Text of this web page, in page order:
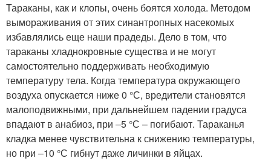
Тараканы, как и клопы, очень боятся холода. Методом
вымораживания от этих синантропных насекомых
избавлялись еще наши прадеды. Дело в том, что
тараканы хладнокровные существа и не могут
самостоятельно поддерживать необходимую
температуру тела. Когда температура окружающего
воздуха опускается ниже 0 °С, вредители становятся
малоподвижными, при дальнейшем падении градуса
впадают в анабиоз, при ‒5 °С – погибают. Тараканья
кладка менее чувствительна к снижению температуры,
но при ‒10 °С гибнут даже личинки в яйцах.